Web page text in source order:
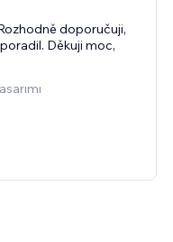
doporučuji,
Děkuji moc,